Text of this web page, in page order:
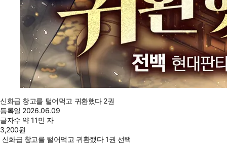
신화급 창고를 털어먹고 귀환했다 2권
등록일 2026.06.09
글자수 약 11만 자
3,200원
신화급 창고를 털어먹고 귀환했다 1권 선택